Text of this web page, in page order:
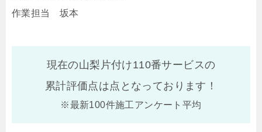
作業担当 坂本
現在の山梨片付け110番サービスの
累計評価点は点となっております！
※最新100件施工アンケート平均